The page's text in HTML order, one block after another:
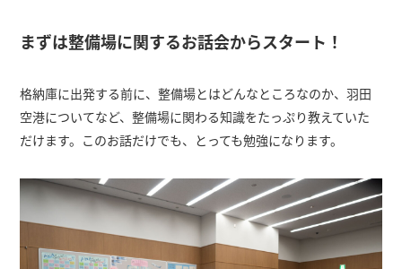
まずは整備場に関するお話会からスタート！
格納庫に出発する前に、整備場とはどんなところなのか、羽田
空港についてなど、整備場に関わる知識をたっぷり教えていた
だけます。このお話だけでも、とっても勉強になります。